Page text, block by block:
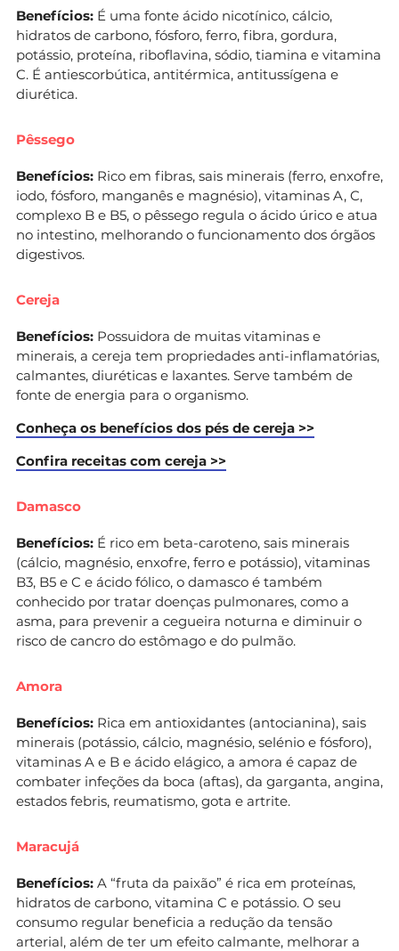
Benefícios: É uma fonte ácido nicotínico, cálcio,
hidratos de carbono, fósforo, ferro, fibra, gordura,
potássio, proteína, riboflavina, sódio, tiamina e vitamina
C. É antiescorbútica, antitérmica, antitussígena e
diurética.
Pêssego
Benefícios: Rico em fibras, sais minerais (ferro, enxofre,
iodo, fósforo, manganês e magnésio), vitaminas A, C,
complexo B e B5, o pêssego regula o ácido úrico e atua
no intestino, melhorando o funcionamento dos órgãos
digestivos.
Cereja
Benefícios: Possuidora de muitas vitaminas e
minerais, a cereja tem propriedades anti-inflamatórias,
calmantes, diuréticas e laxantes. Serve também de
fonte de energia para o organismo.
Conheça os benefícios dos pés de cereja >>
Confira receitas com cereja >>
Damasco
Benefícios: É rico em beta-caroteno, sais minerais
(cálcio, magnésio, enxofre, ferro e potássio), vitaminas
B3, B5 e C e ácido fólico, o damasco é também
conhecido por tratar doenças pulmonares, como a
asma, para prevenir a cegueira noturna e diminuir o
risco de cancro do estômago e do pulmão.
Amora
Benefícios: Rica em antioxidantes (antocianina), sais
minerais (potássio, cálcio, magnésio, selénio e fósforo),
vitaminas A e B e ácido elágico, a amora é capaz de
combater infeções da boca (aftas), da garganta, angina,
estados febris, reumatismo, gota e artrite.
Maracujá
Benefícios: A “fruta da paixão” é rica em proteínas,
hidratos de carbono, vitamina C e potássio. O seu
consumo regular beneficia a redução da tensão
arterial, além de ter um efeito calmante, melhorar a